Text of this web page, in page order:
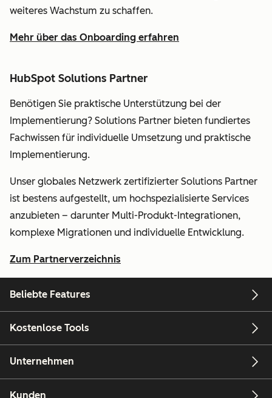
weiteres Wachstum zu schaffen.
Mehr über das Onboarding erfahren
HubSpot Solutions Partner
Benötigen Sie praktische Unterstützung bei der
Implementierung? Solutions Partner bieten fundiertes
Fachwissen für individuelle Umsetzung und praktische
Implementierung.
Unser globales Netzwerk zertifizierter Solutions Partner
ist bestens aufgestellt, um hochspezialisierte Services
anzubieten – darunter Multi-Produkt-Integrationen,
komplexe Migrationen und individuelle Entwicklung.
Zum Partnerverzeichnis
Beliebte Features
Kostenlose Tools
Unternehmen
Kunden